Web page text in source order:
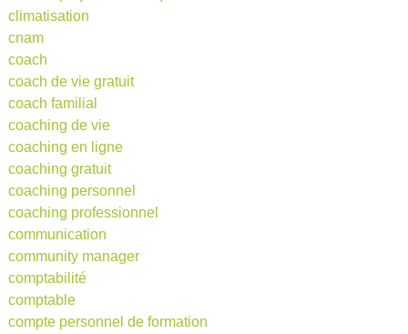
climatisation
cnam
coach
coach de vie gratuit
coach familial
coaching de vie
coaching en ligne
coaching gratuit
coaching personnel
coaching professionnel
communication
community manager
comptabilité
comptable
compte personnel de formation